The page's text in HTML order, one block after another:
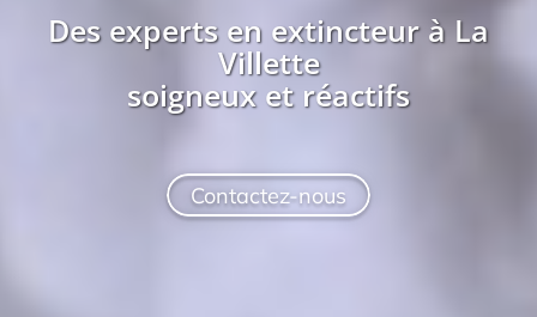
Des experts en extincteur àLa
Villette
soigneux et réactifs
Contactez-nous